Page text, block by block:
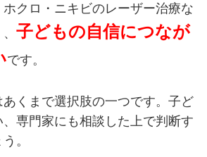
クロ・ニキビのレーザー治療な
子どもの自信につなが
です。
くまで選択肢の一つです。子ど
、専門家にも相談した上で判断す
。